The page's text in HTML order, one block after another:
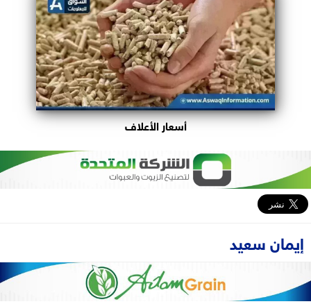
أسعار الأعلاف
إيمان سعيد